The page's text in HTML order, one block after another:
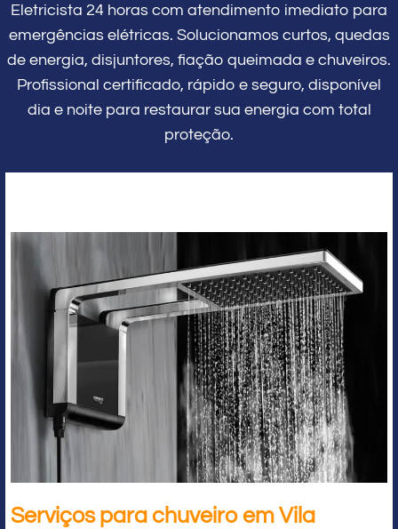
Eletricista 24 horas com atendimento imediato para
emergências elétricas. Solucionamos curtos, quedas
de energia, disjuntores, fiação queimada e chuveiros.
Profissional certificado, rápido e seguro, disponível
dia e noite para restaurar sua energia com total
proteção.
Serviços para chuveiro em Vila